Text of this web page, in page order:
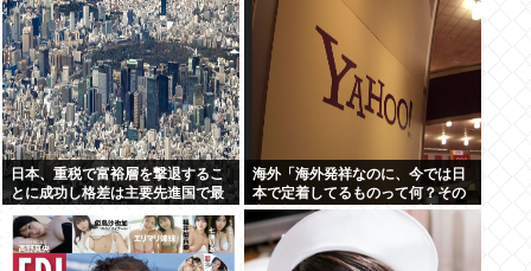
日本、重税で富裕層を撃退するこ
とに成功し格差は主要先進国で最
小
海外「海外発祥なのに、今では日
本で定着してるものって何？その
逆も教えて！」（海外の反応）